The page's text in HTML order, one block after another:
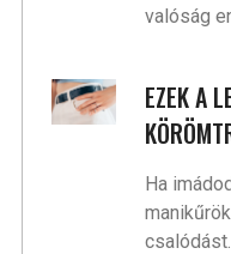
valóság
EZEK A
Ha
csalódást.